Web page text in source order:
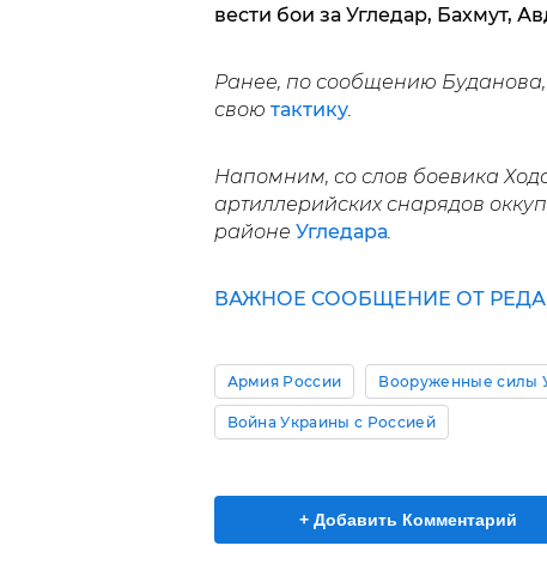
вести бои за Угледар, Бахмут,
Ранее, по сообщению
свою тактику.
Напомним, со слов боевика
артиллерийских снарядов
районе Угледара.
ВАЖНОЕ СООБЩЕНИЕ ОТ
Армия России Вооруженные силы
Война Украины с Россией
+ Добавить Комментарий